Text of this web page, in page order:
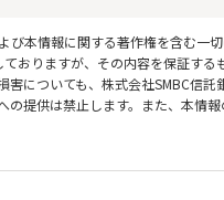
び本情報に関する著作権を含む一
おりますが、その内容を保証する
についても、株式会社SMBC信託
提供は禁止します。また、本情報